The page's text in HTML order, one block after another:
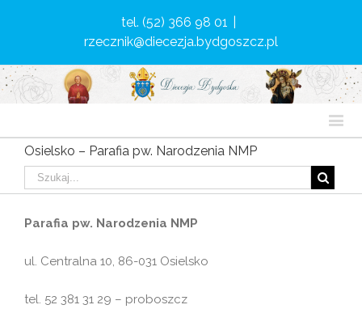
tel. (52) 366 98 01
rzecznik@diecezja.bydgoszcz.pl
Osielsko – Parafia pw. Narodzenia NMP
Parafia pw. Narodzenia NMP
ul. Centralna 10, 86-031 Osielsko
tel. 52 381 31 29 – proboszcz